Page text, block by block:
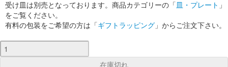
受け皿は別売となっております。商品カテゴリーの「 皿・プレート 」
をご覧ください。
有料の包装をご希望の方は「ギフトラッピング 」からご注文下さい。